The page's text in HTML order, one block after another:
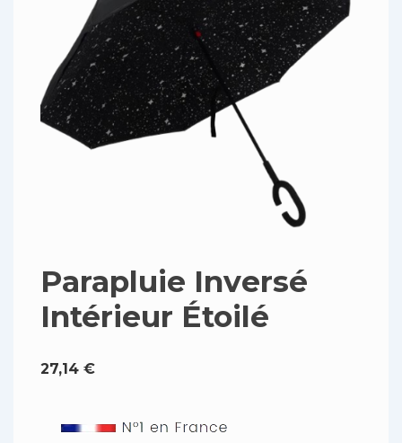
Parapluie Inversé
Intérieur Étoilé
27,14 €